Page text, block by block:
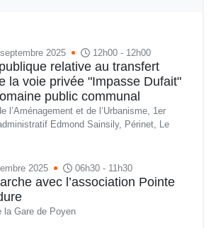
2025 12h00 - 12h00
relative au transfert
la voie privée "Impasse Dufait"
public communal
l’Aménagement et de l’Urbanisme, 1er
Edmond Sainsily, Périnet, Le
2025 06h30 - 11h30
avec l’association Pointe
la Gare de Poyen